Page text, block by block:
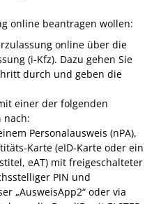
und Schaukästen
im Rathaus
online beantragen wollen:
online über die
(i-Kfz). Dazu gehen Sie
durch und geben die
einer der folgenden
nach:
Personalausweis (nPA),
Karte (eID-Karte oder ein
eAT) mit freigeschalteter
PIN und
„AusweisApp2“ oder via